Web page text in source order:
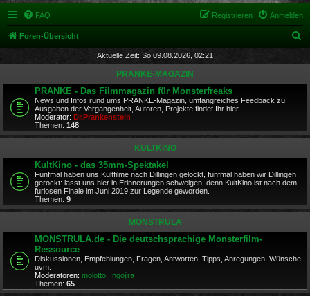
FAQ Anmelden
Registrieren
Foren-Übersicht
h
Aktuelle Zeit: So 09.08.2026, 02:21
PRANKE-MAGAZIN
PRANKE - Das Filmmagazin für Monsterfreaks
News und Infos rund ums PRANKE-Magazin, umfangreiches Feedback zu
Ausgaben der Vergangenheit, Autoren, Projekte findet Ihr hier.
Moderator: Dr.Prankenstein
Themen: 148
KULTKINO
KultKino - das 35mm-Spektakel
Fünfmal haben uns Kultfilme nach Dillingen gelockt, fünfmal haben wir Dillingen
gerockt: lasst uns hier in Erinnerungen schwelgen, denn KultKino ist nach dem
furiosen Finale im Juni 2019 zur Legende geworden.
Themen: 9
MONSTRULA
MONSTRULA.de - Die deutschsprachige Monsterfilm-
Ressource
Diskussionen, Empfehlungen, Fragen, Antworten, Tipps, Anregungen, Wünsche
uvm.
Moderatoren: molotto Ingojira
Themen: 65